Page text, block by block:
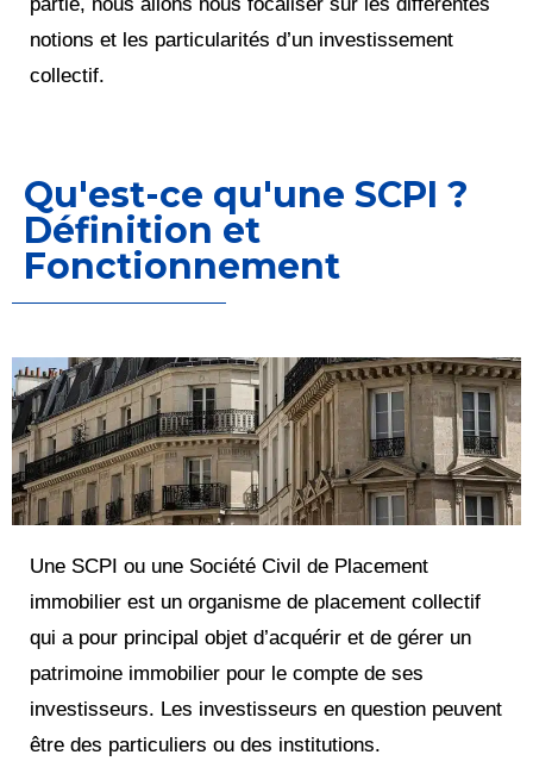
notions et les particularités d’un investissement
collectif.
Qu'est-ce qu'une SCPI ?
Définition et
Fonctionnement
Une SCPI ou une Société Civil de Placement
immobilier est un organisme de placement collectif
qui a pour principal objet d’acquérir et de gérer un
patrimoine immobilier pour le compte de ses
investisseurs. Les investisseurs en question peuvent
être des particuliers ou des institutions.